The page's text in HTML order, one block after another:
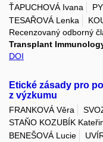
ŤAPUCHOVÁ Ivana
TESAŘOVÁ Lenka
Recenzovaný odborný
Transplant
DOI
Etické zásady pro
z výzkumu
FRANKOVÁ Věra
STAŇO KOZUBÍK
BENEŠOVÁ Lucie